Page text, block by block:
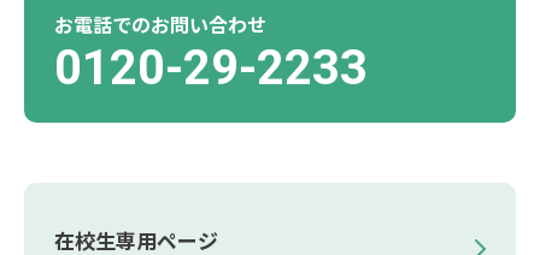
お電話でのお問い合わせ
0120-29-2233
在校生専用ページ